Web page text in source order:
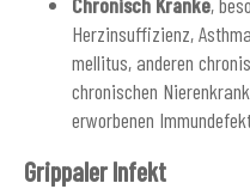
Chronisch Kranke,
Herzinsuffizienz,
mellitus, anderen
chronischen
erworbenen
Grippaler Infekt